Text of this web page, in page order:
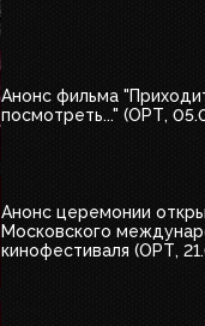
Анонс фильма
посмотреть..." (ОРТ,
Анонс церемонии
Московского
кинофестиваля (ОРТ,